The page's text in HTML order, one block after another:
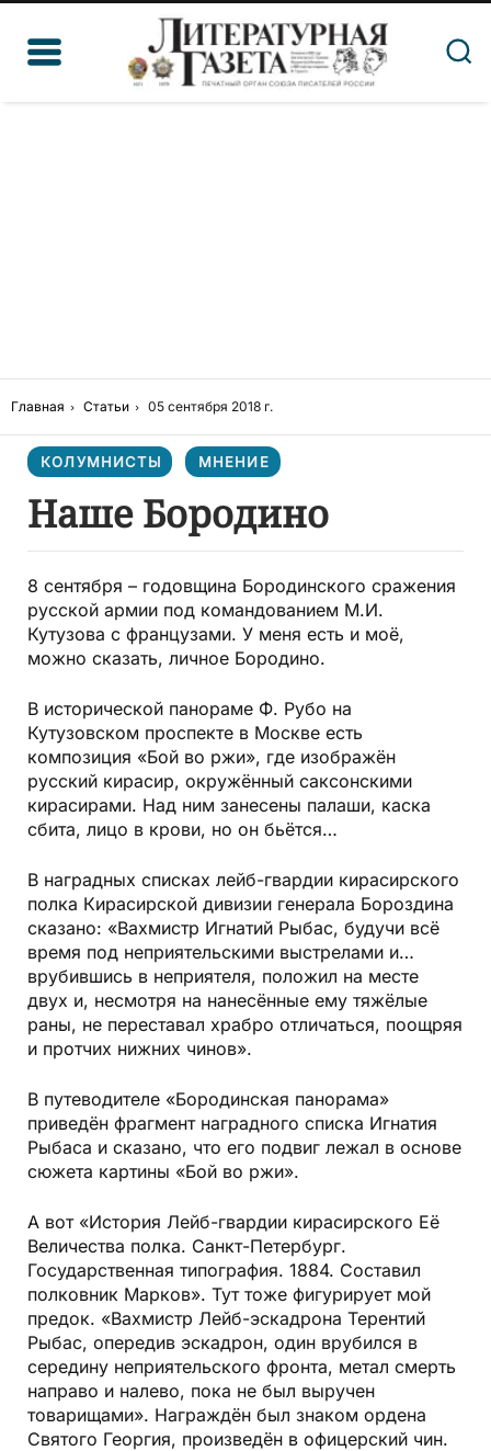
Главная Статьи 05 сентября 2018 г.
КОЛУМНИСТЫ МНЕНИЕ
Наше Бородино
8 сентября – годовщина Бородинского сражения
русской армии под командованием М.И.
Кутузова с французами. У меня есть и моё,
можно сказать, личное Бородино.
В исторической панораме Ф. Рубо на
Кутузовском проспекте в Москве есть
композиция «Бой во ржи», где изображён
русский кирасир, окружённый саксонскими
кирасирами. Над ним занесены палаши, каска
сбита, лицо в крови, но он бьётся…
В наградных списках лейб-гвардии кирасирского
полка Кирасирской дивизии генерала Бороздина
сказано: «Вахмистр Игнатий Рыбас, будучи всё
время под неприятельскими выстрелами и…
врубившись в неприятеля, положил на месте
двух и, несмотря на нанесённые ему тяжёлые
раны, не переставал храбро отличаться, поощряя
и протчих нижних чинов».
В путеводителе «Бородинская панорама»
приведён фрагмент наградного списка Игнатия
Рыбаса и сказано, что его подвиг лежал в основе
сюжета картины «Бой во ржи».
А вот «История Лейб-гвардии кирасирского Её
Величества полка. Санкт-Петербург.
Государственная типография. 1884. Составил
полковник Марков». Тут тоже фигурирует мой
предок. «Вахмистр Лейб-эскадрона Терентий
Рыбас, опередив эскадрон, один врубился в
середину неприятельского фронта, метал смерть
направо и налево, пока не был выручен
товарищами». Награждён был знаком ордена
Святого Георгия, произведён в офицерский чин.